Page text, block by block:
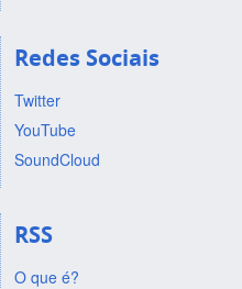
Redes Sociais
Twitter
YouTube
SoundCloud
RSS
O que é?